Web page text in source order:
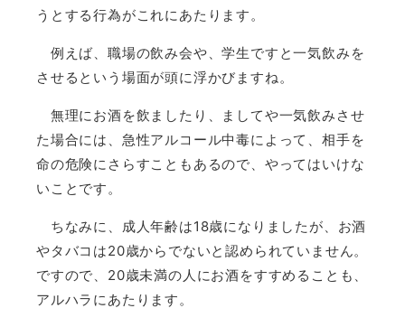
うとする行為がこれにあたります。
例えば、職場の飲み会や、学生ですと一気飲みを
させるという場面が頭に浮かびますね。
無理にお酒を飲ましたり、ましてや一気飲みさせ
た場合には、急性アルコール中毒によって、相手を
命の危険にさらすこともあるので、やってはいけな
いことです。
ちなみに、成人年齢は18歳になりましたが、お酒
やタバコは20歳からでないと認められていません。
ですので、20歳未満の人にお酒をすすめることも、
アルハラにあたります。